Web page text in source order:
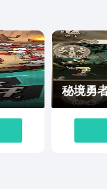
秘境勇